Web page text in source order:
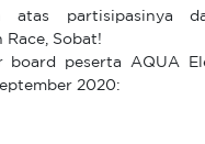
atas partisipasinya
Race, Sobat!
board peserta AQUA
2020: